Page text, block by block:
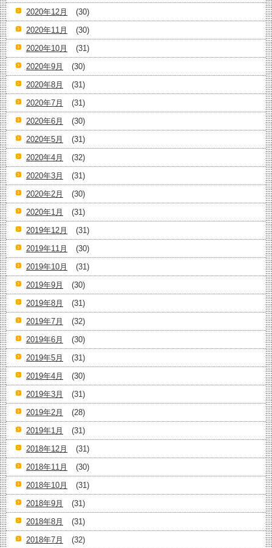
2020年12月
(30)
2020年11月
(30)
2020年10月
(31)
2020年9月
(30)
2020年8月
(31)
2020年7月
(31)
2020年6月
(30)
2020年5月
(31)
2020年4月
(32)
2020年3月
(31)
2020年2月
(30)
2020年1月
(31)
2019年12月
(31)
2019年11月
(30)
2019年10月
(31)
2019年9月
(30)
2019年8月
(31)
2019年7月
(32)
2019年6月
(30)
2019年5月
(31)
2019年4月
(30)
2019年3月
(31)
2019年2月
(28)
2019年1月
(31)
2018年12月
(31)
2018年11月
(30)
2018年10月
(31)
2018年9月
(31)
2018年8月
(31)
2018年7月
(32)